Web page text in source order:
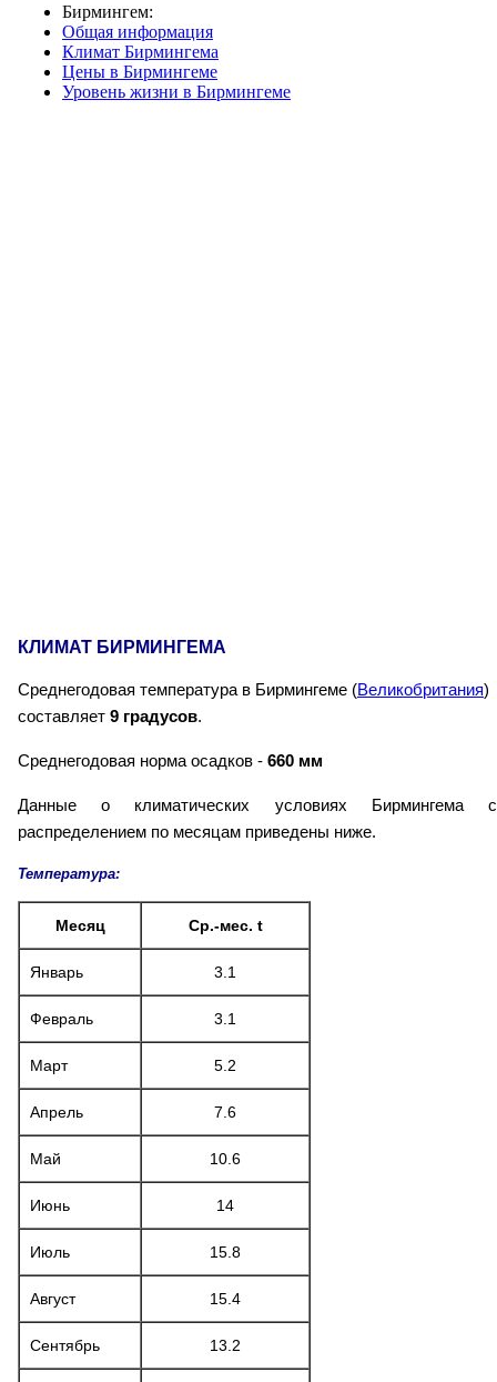
Бирмингем:
Общая информация
Климат Бирмингема
Цены в Бирмингеме
Уровень жизни в Бирмингеме
КЛИМАТ БИРМИНГЕМА
Среднегодовая температура в Бирмингеме (Великобритания)
составляет 9 градусов.
Среднегодовая норма осадков - 660 мм
Данные о климатических условиях Бирмингема с
распределением по месяцам приведены ниже.
Температура:
Месяц Ср.-мес. t
Январь 3.1
Февраль 3.1
Март 5.2
Апрель 7.6
Май 10.6
Июнь 14
Июль 15.8
Август 15.4
Сентябрь 13.2